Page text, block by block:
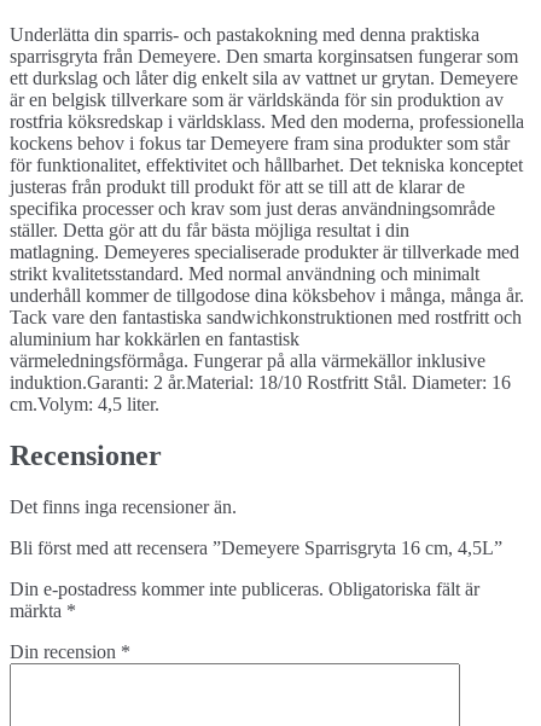
Underlätta din sparris- och pastakokning med denna praktiska
sparrisgryta från Demeyere. Den smarta korginsatsen fungerar som
ett durkslag och låter dig enkelt sila av vattnet ur grytan. Demeyere
är en belgisk tillverkare som är världskända för sin produktion av
rostfria köksredskap i världsklass. Med den moderna, professionella
kockens behov i fokus tar Demeyere fram sina produkter som står
för funktionalitet, effektivitet och hållbarhet. Det tekniska konceptet
justeras från produkt till produkt för att se till att de klarar de
specifika processer och krav som just deras användningsområde
ställer. Detta gör att du får bästa möjliga resultat i din
matlagning. Demeyeres specialiserade produkter är tillverkade med
strikt kvalitetsstandard. Med normal användning och minimalt
underhåll kommer de tillgodose dina köksbehov i många, många år.
Tack vare den fantastiska sandwichkonstruktionen med rostfritt och
aluminium har kokkärlen en fantastisk
värmeledningsförmåga. Fungerar på alla värmekällor inklusive
induktion.Garanti: 2 år.Material: 18/10 Rostfritt Stål. Diameter: 16
cm.Volym: 4,5 liter.
Recensioner
Det finns inga recensioner än.
Bli först med att recensera ”Demeyere Sparrisgryta 16 cm, 4,5L”
Din e-postadress kommer inte publiceras. Obligatoriska fält är
märkta *
Din recension *